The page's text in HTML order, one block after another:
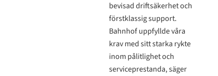
bevisad driftsäkerhet och
förstklassig support.
Bahnhof uppfyllde våra
krav med sitt starka rykte
inom pålitlighet och
serviceprestanda, säger